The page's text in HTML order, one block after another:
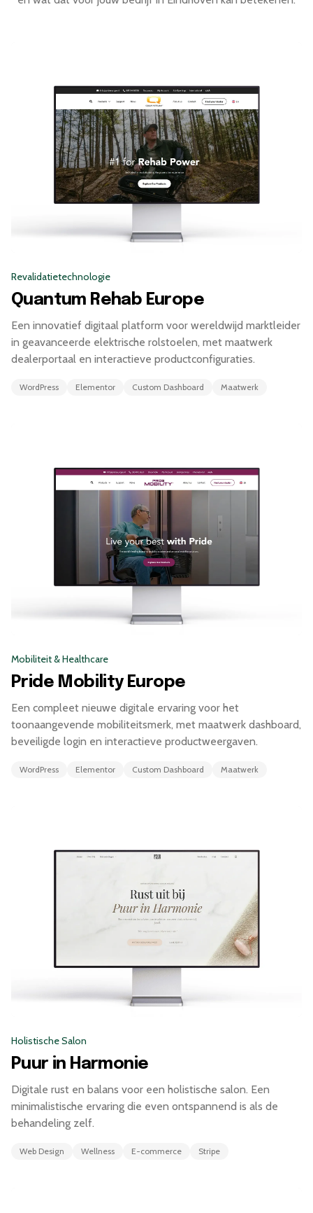
werk."
resultaat
Revalidatietechnologie
Quantum Rehab Europe
Een innovatief digitaal platform voor wereldwijd marktleider
in geavanceerde elektrische rolstoelen, met maatwerk
dealerportaal en interactieve productconfiguraties.
WordPress Elementor Custom Dashboard Maatwerk
Mobiliteit & Healthcare
Pride Mobility Europe
Een compleet nieuwe digitale ervaring voor het
toonaangevende mobiliteitsmerk, met maatwerk dashboard,
beveiligde login en interactieve productweergaven.
WordPress Elementor Custom Dashboard Maatwerk
Holistische Salon
Puur in Harmonie
Digitale rust en balans voor een holistische salon. Een
minimalistische ervaring die even ontspannend is als de
behandeling zelf.
Web Design Wellness E-commerce Stripe